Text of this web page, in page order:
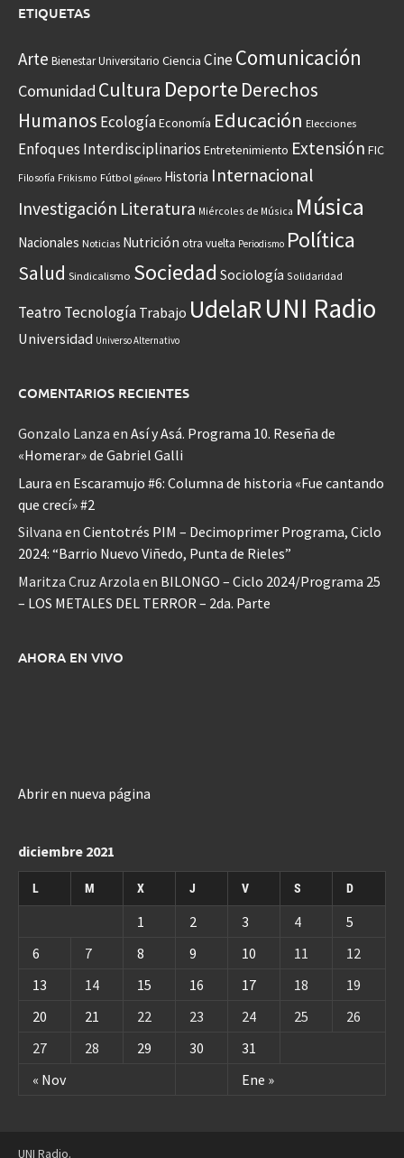
ETIQUETAS
Arte Bienestar Universitario Ciencia CineComunicación
Comunidad Cultura Deporte Derechos
Humanos EcologíaEconomía Educación Elecciones
Enfoques Interdisciplinarios Entretenimiento Extensión FIC
Filosofía Frikismo Fútbol género Historia Internacional
Investigación Literatura Miércoles de Música Música
Nacionales Noticias Nutrición otra vuelta Periodismo Política
Salud Sindicalismo Sociedad Sociología Solidaridad
Teatro Tecnología Trabajo UdelaRUNI Radio
Universidad Universo Alternativo
COMENTARIOS RECIENTES
Gonzalo Lanza en Así y Asá. Programa 10. Reseña de
«Homerar» de Gabriel Galli
Laura en Escaramujo #6: Columna de historia «Fue cantando
que crecí» #2
Silvana en Cientotrés PIM – Decimoprimer Programa, Ciclo
2024: “Barrio Nuevo Viñedo, Punta de Rieles”
Maritza Cruz Arzola en BILONGO – Ciclo 2024/Programa 25
– LOS METALES DEL TERROR – 2da. Parte
AHORA EN VIVO
Abrir en nueva página
diciembre 2021
L M X J V S D
« Nov Ene »
1 2 3 4
5
6
7 8 9 10 11
12
13
14 15 16 17 18
19
20
21 22 23 24 25
26
27
28 29 30 31
UNI Radio.